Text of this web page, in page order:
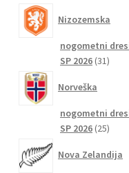
Nizozemska
nogometni
SP 2026 3131
Norveška
nogometni
SP 2026 2525
Nova Zelandija